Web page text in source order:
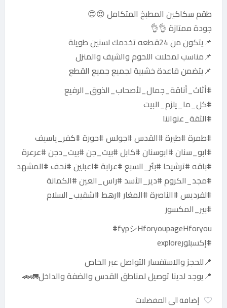
طقم سكاكين المطبخ المتكامل 😍😍
جودة ممتازة 👌👌
📌يتكون من 24قطعه تخدمك لسنين طويلة
📌مناسب لمحلات اللحوم والشيف والمنزل
📌يتضمن قاعدة خشبية لجميع جميع القطع
#أثاث_أناقة_جمال_لأصحاب_الذوق_الرفيع
#كل_ما_يلزم_البيت
#الثقة_عنواننا
#طمرة #طيرة #القدس #جولس #حورة #كفر_ياسيف
#ابو_سنان #ابوسنان #كابل #بيت_جن #بيت_دجن #عرعرة
#باقه #ترشيحا #بئر_السبع #عرابة #اعبلين #نحف #المشهد
#مجد_الكروم #دير_الأسد #راس_العين #الكمانة
#لفرديس #الناصرة #المغار #رهط #شقيب_السلام
#بير_المكسور
fypシHforyoupageHforyou#
#إكسبلورexplore
📍للحجز والاستفسار التواصل عبر الخاص
📍يوجد لدينا توصيل لمناطق القدس والضفة والداخل🚛🚗
إضافة الى المفضلات